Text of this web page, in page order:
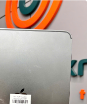
Sản
iPad :